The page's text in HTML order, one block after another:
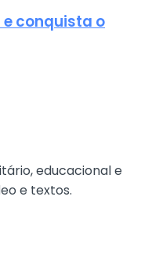
conquista o
educacional e
e textos.